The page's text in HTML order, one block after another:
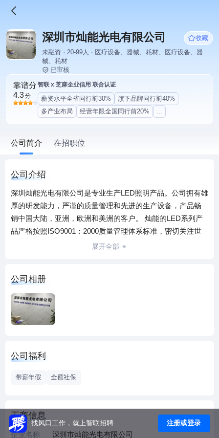
深圳市灿能光电有限公司
收藏
未融资 · 20-99人 · 医疗设备、器械、耗材、医疗设备、器
械、耗材
已审核
靠谱分
4.3分
智联 x 芝麻企业信用 联合认证
薪资水平全省同行前30%
旗下品牌同行前40%
多产业布局
经营年限全国同行前20% ...
公司简介 在招职位
公司介绍
深圳灿能光电有限公司是专业生产LED照明产品。公司拥有雄
厚的研发能力，严谨的质量管理和先进的生产设备，产品畅
销中国大陆，亚洲，欧洲和美洲的客户。 灿能的LED系列产
品严格按照ISO9001：2000质量管理体系标准，密切关注世
界研究和开发LED新光源的方向，坚持于高科技照明产业。从
发光二极管。致力于节能和环境保护。此外，我们的产品具
有良好的导热性，高可靠性，强光束，抗光衰能力强，使用
寿命长。因此，我们产品一直深受客户的青睐。 我们坚持
以“信誉至上，品质***，追求完美”。我们真诚地欢迎国内外客
展开全部
公司相册
公司福利
带薪年假 全额社保
工商信息
企业名称 深圳市灿能光电有限公司
找风口工作，就上智联招聘 注册或登录